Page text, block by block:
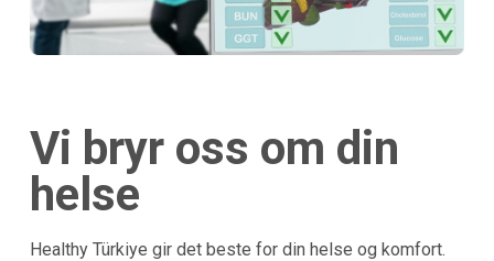
Vi bryr oss om din
helse
Healthy Türkiye gir det beste for din helse og komfort.